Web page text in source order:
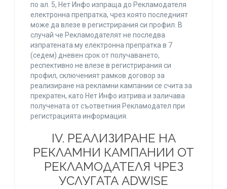
по ал. 5, Нет Инфо изпраща до Рекламодателя
електронна препратка, чрез която последният
може да влезе в регистрирания си профил. В
случай че Рекламодателят не последва
изпратената му електронна препратка в 7
(седем) дневен срок от получаването,
респективно не влезе в регистрирания си
профил, сключеният рамков договор за
реализиране на рекламни кампании се счита за
прекратен, като Нет Инфо изтрива и заличава
получената от съответния Рекламодател при
регистрацията информация.
IV. РЕАЛИЗИРАНЕ НА
РЕКЛАМНИ КАМПАНИИ ОТ
РЕКЛАМОДАТЕЛЯ ЧРЕЗ
УСЛУГАТА ADWISE